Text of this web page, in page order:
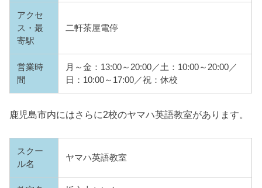
アクセ
ス・最
寄駅
二軒茶屋電停
営業時
間
月～金：13:00～20:00／土：10:00～20:00／
日：10:00～17:00／祝：休校
鹿児島市内にはさらに2校のヤマハ英語教室があります。
スクー
ル名
ヤマハ英語教室